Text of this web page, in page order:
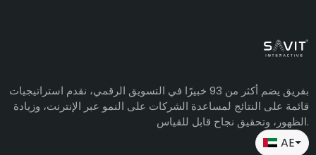
بفريق يضم أكثر من 93 خبيرًا في التسويق الرقمي، نقدم استراتيجيات
قائمة على النتائج لمساعدة الشركات على النمو عبر الإنترنت، وزيادة
الظهور، وتحقيق نجاح قابل للقياس.
AE⏷